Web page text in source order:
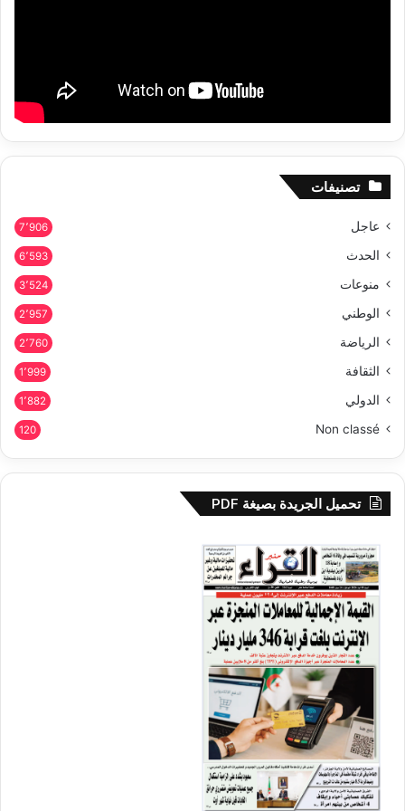
تصنيفات
عاجل 7٬906
الحدث 6٬593
منوعات 3٬524
الوطني 2٬957
الرياضة 2٬760
الثقافة 1٬999
الدولي 1٬882
Non classé
120
تحميل الجريدة بصيغة PDF